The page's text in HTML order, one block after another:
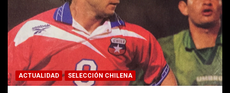
ACTUALIDAD SELECCIÓN CHILENA